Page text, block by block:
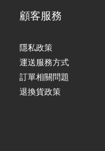
顧客服務
隱私政策
運送服務方式
訂單相關問題
退換貨政策